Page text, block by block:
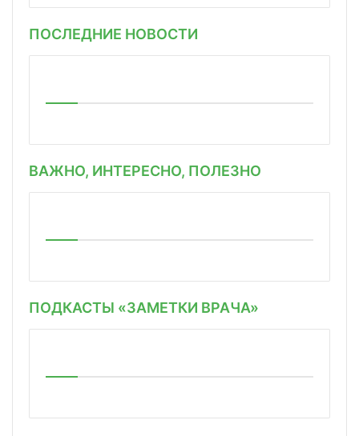
ПОСЛЕДНИЕ НОВОСТИ
ВАЖНО, ИНТЕРЕСНО, ПОЛЕЗНО
ПОДКАСТЫ «ЗАМЕТКИ ВРАЧА»